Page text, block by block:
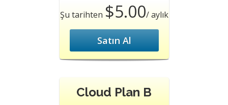
Şu tarihten $5.00/ aylık
Satın Al
Cloud Plan B